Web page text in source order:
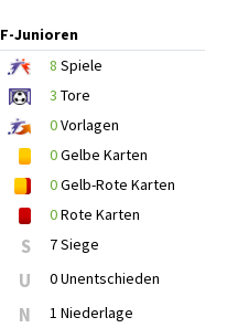
F-Junioren
8 Spiele
3 Tore
0Vorlagen
0Gelbe Karten
0Gelb-Rote Karten
0Rote Karten
S 7 Siege
U 0 Unentschieden
N 1 Niederlage